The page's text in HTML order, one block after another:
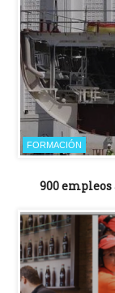
FORMACIÓN
900 empleos